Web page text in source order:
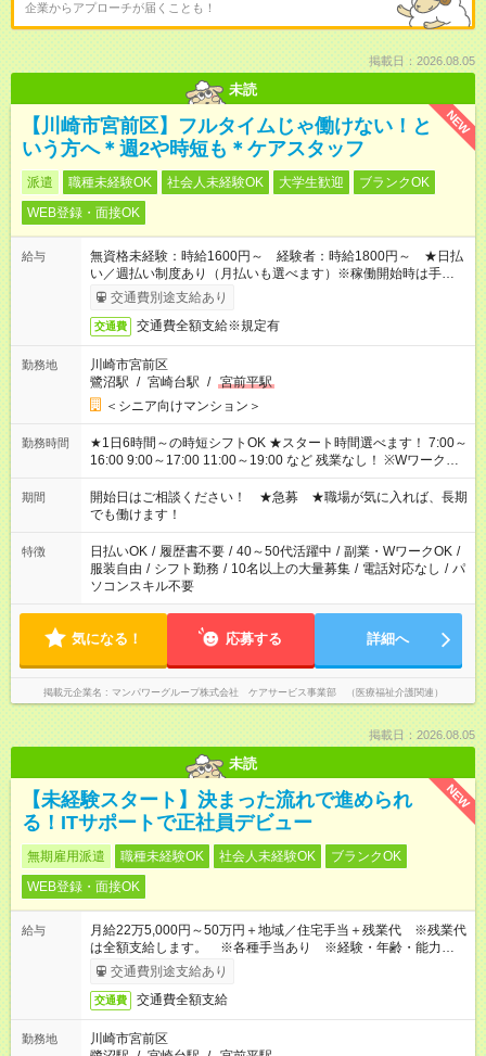
企業からアプローチが届くことも！
掲載日：2026.08.05
未読
NEW
【川崎市宮前区】フルタイムじゃ働けない！と
いう方へ＊週2や時短も＊ケアスタッフ
派遣 職種未経験OK 社会人未経験OK 大学生歓迎
ブランクOK
WEB登録・面接OK
給与
無資格未経験：時給1600円～ 経験者：時給1800円～ ★日払
い／週払い制度あり（月払いも選べます）※稼働開始時は手続き
完了次第のお支払いとなります。
交通費別途支給あり
交通費 交通費全額支給※規定有
勤務地
川崎市宮前区
鷺沼駅 / 宮崎台駅 / 宮前平駅
＜シニア向けマンション＞
勤務時間
★1日6時間～の時短シフトOK ★スタート時間選べます！ 7:00～
16:00 9:00～17:00 11:00～19:00 など 残業なし！ ※Wワークの
場合、他のお仕事と合わせ週40時間超の就業はご案内できませ
ん ※法令に基づき、週20時間以上勤務は社会保険への加入対象
となります ※労働者派遣法（日雇い派遣の原則禁止）により、
短時間・短期間の就業はご案内が難しい場合があります
期間
開始日はご相談ください！ ★急募 ★職場が気に入れば、長期
でも働けます！
特徴 日払いOK / 履歴書不要 / 40～50代活躍中 / 副業・WワークOK /
服装自由 / シフト勤務 / 10名以上の大量募集 / 電話対応なし / パ
ソコンスキル不要
気になる！ 応募する 詳細へ
掲載元企業名 マンパワーグループ株式会社 ケアサービス事業部 （医療福祉介護関連）
掲載日：2026.08.05
未読
NEW
【未経験スタート】決まった流れで進められ
る！ITサポートで正社員デビュー
無期雇用派遣 職種未経験OK 社会人未経験OK
ブランクOK
WEB登録・面接OK
給与
月給22万5,000円～50万円＋地域／住宅手当＋残業代 ※残業代
は全額支給します。 ※各種手当あり ※経験・年齢・能力等を
考慮して加給・優遇します。
交通費別途支給あり
交通費 交通費全額支給
勤務地
川崎市宮前区